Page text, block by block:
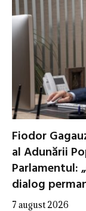
Fiodor
al Adunării
Parlamentul:
dialog
7 august 2026